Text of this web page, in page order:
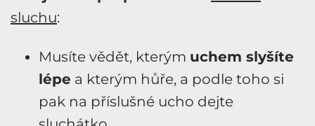
sluchu:
Musíte vědět, kterým uchem slyšíte
lépe a kterým hůře, a podle toho si
pak na příslušné ucho dejte